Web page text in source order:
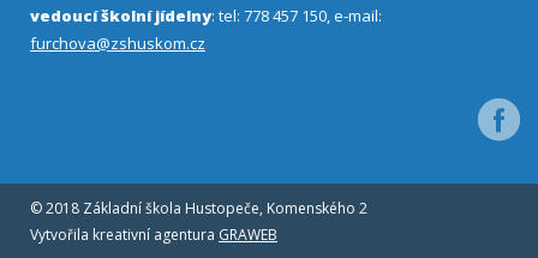
vedoucí školní jídelny: tel: 778 457 150, e-mail:
furchova@zshuskom.cz
© 2018 Základní škola Hustopeče, Komenského 2
Vytvořila kreativní agentura GRAWEB